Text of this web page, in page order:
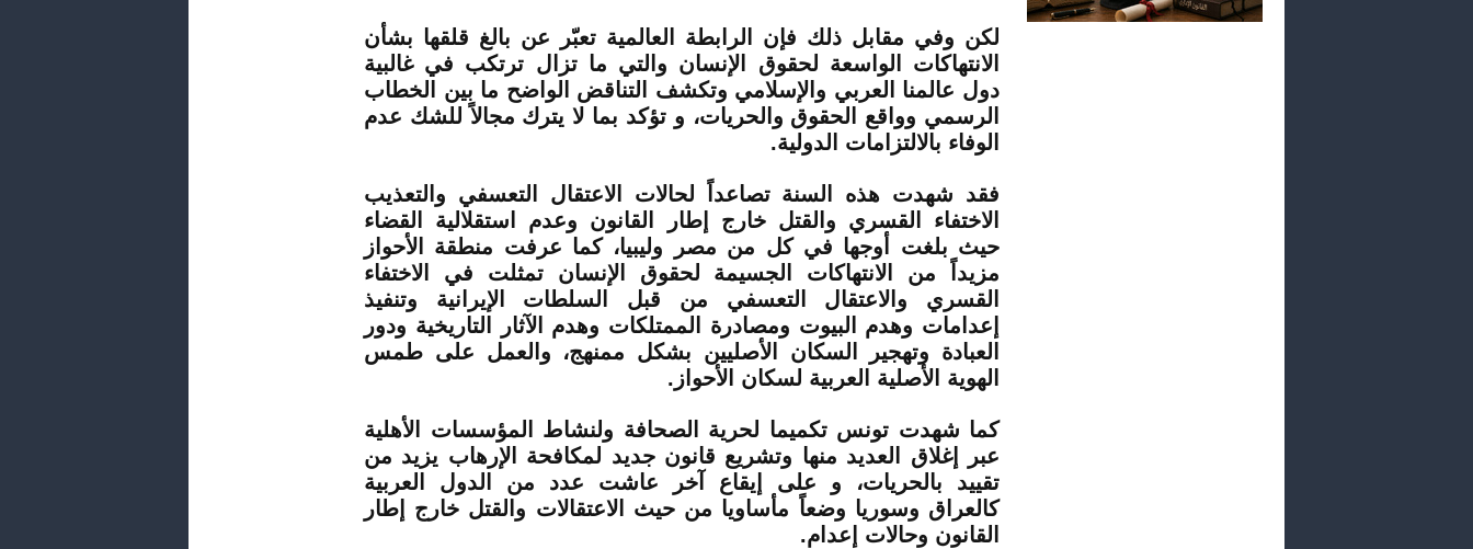
لكن وفي مقابل ذلك فإن الرابطة العالمية تعبّر عن بالغ قلقها بشأن
الانتهاكات الواسعة لحقوق اﻹنسان والتي ما تزال ترتكب في غالبية
دول عالمنا العربي واﻹسلامي وتكشف التناقض الواضح ما بين الخطاب
الرسمي وواقع الحقوق والحريات، و تؤكد بما ﻻ يترك مجاﻻً للشك عدم
الوفاء بالالتزامات الدولية.
فقد شهدت هذه السنة تصاعداً لحالات الاعتقال التعسفي والتعذيب
الاختفاء القسري والقتل خارج إطار القانون وعدم استقلالية القضاء
حيث بلغت أوجها في كل من مصر وليبيا، كما عرفت منطقة الأحواز
مزيداً من الانتهاكات الجسيمة لحقوق اﻹنسان تمثلت في الاختفاء
القسري والاعتقال التعسفي من قبل السلطات الإيرانية وتنفيذ
إعدامات وهدم البيوت ومصادرة الممتلكات وهدم الآثار التاريخية ودور
العبادة وتهجير السكان الأصليين بشكل ممنهج، والعمل على طمس
الهوية اﻷصلية العربية لسكان اﻷحواز.
كما شهدت تونس تكميما لحرية الصحافة ولنشاط المؤسسات الأهلية
عبر إغلاق العديد منها وتشريع قانون جديد لمكافحة الإرهاب يزيد من
تقييد بالحريات، و على إيقاع آخر عاشت عدد من الدول العربية
كالعراق وسوريا وضعاً مأساويا من حيث الاعتقالات والقتل خارج إطار
القانون وحالات إعدام.